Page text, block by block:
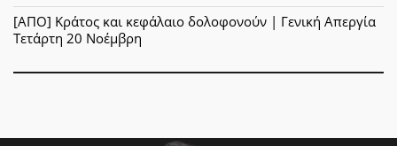
[ΑΠΟ] Κράτος και κεφάλαιο δολοφονούν | Γενική Απεργία
Τετάρτη 20 Νοέμβρη